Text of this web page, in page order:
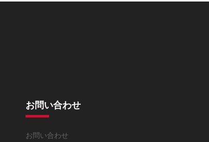
お問い合わせ
お問い合わせ